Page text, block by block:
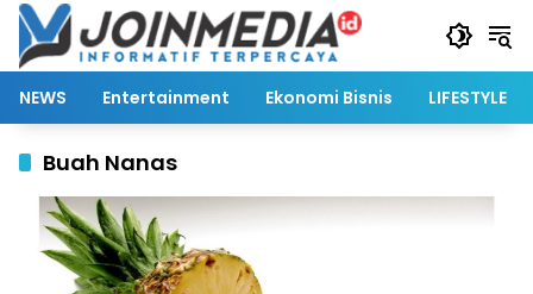
Langsung
konten
NEWS Entertainment Ekonomi Bisnis LIFESTYLE
Buah Nanas